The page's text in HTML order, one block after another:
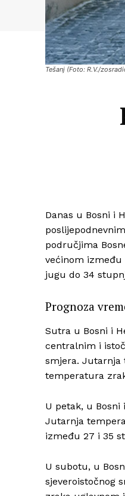
Tešanj (Foto: R.V./
Danas u Bosni i
područjima
većinom između
jugu do 34
Prognoza
Sutra u Bosni i
centralnim i
smjera. Jutarnja
temperatura
U petak, u Bosni
Jutarnja
između 27 i 35
U subotu, u
sjeveroistočnog